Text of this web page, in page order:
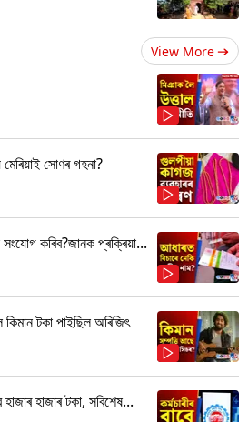
View More
সোণৰ গহনা?
সংযোগ কৰিব?জানক প্ৰক্ৰিয়া...
টকা পাইছিল অৰিজিৎ
হাজাৰ টকা, সবিশেষ...